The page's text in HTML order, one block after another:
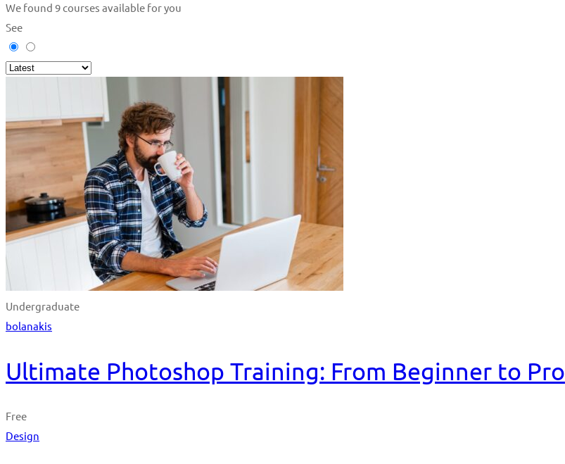
We found 9courses available for you
See
Undergraduate
bolanakis
Ultimate Photoshop Training: From Beginner to Pro
Free
Design